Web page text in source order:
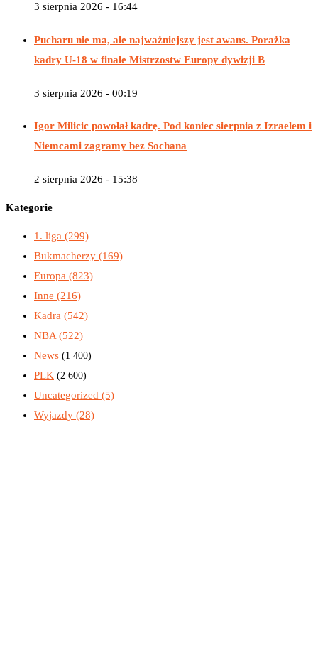
3 sierpnia 2026 - 16:44
Pucharu nie ma, ale najważniejszy jest awans. Porażka
kadry U-18 w finale Mistrzostw Europy dywizji B
3 sierpnia 2026 - 00:19
Igor Milicic powołał kadrę. Pod koniec sierpnia z Izraelem i
Niemcami zagramy bez Sochana
2 sierpnia 2026 - 15:38
Kategorie
1. liga (299)
Bukmacherzy (169)
Europa (823)
Inne (216)
Kadra (542)
NBA(522)
News (1 400)
PLK (2 600)
Uncategorized (5)
Wyjazdy (28)